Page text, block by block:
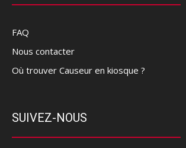
FAQ
Nous contacter
Où trouver Causeur en kiosque ?
SUIVEZ-NOUS